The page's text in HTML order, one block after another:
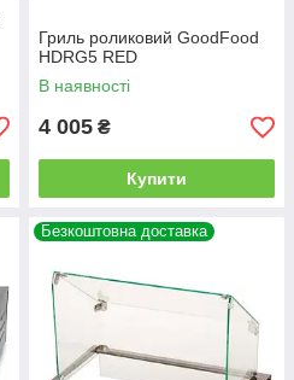
Гриль роликовий GoodFood
HDRG5 RED
В наявності
4 005 ₴
Купити
Безкоштовна доставка